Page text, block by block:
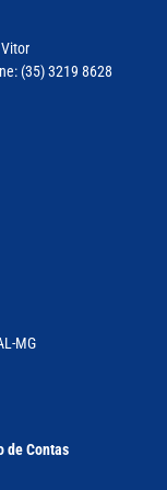
(35) 3219 8628
MG
de Contas